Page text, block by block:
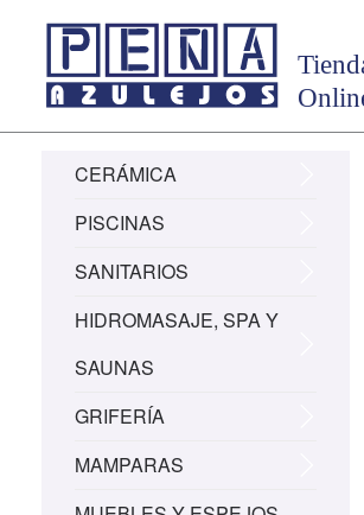
CERÁMICA
PISCINAS
SANITARIOS
HIDROMASAJE, SPA Y
SAUNAS
GRIFERÍA
MAMPARAS